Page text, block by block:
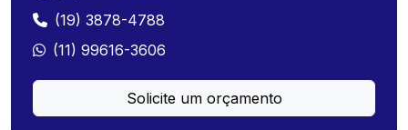
(19) 3878-4788
(11) 99616-3606
Solicite um orçamento